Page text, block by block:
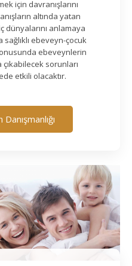
için davranışlarını
altında yatan
dünyalarını anlamaya
sağlıklı ebeveyn-çocuk
ebeveynlerin
sorunları
etkili olacaktır.